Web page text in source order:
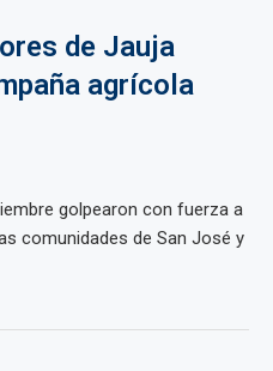
de Jauja
agrícola
golpearon con fuerza a
comunidades de San José y